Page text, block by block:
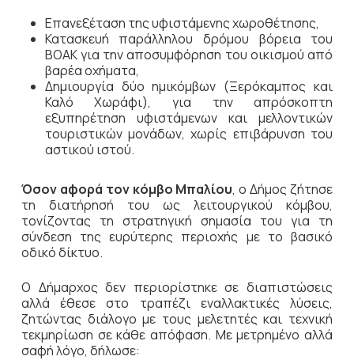
Επανεξέταση της υφιστάμενης χωροθέτησης,
Κατασκευή παράλληλου δρόμου βόρεια του
ΒΟΑΚ για την αποσυμφόρηση του οικισμού από
βαρέα οχήματα,
Δημιουργία δύο ημικόμβων (Ξερόκαμπος και
Καλό Χωράφι), για την απρόσκοπτη
εξυπηρέτηση υφιστάμενων και μελλοντικών
τουριστικών μονάδων, χωρίς επιβάρυνση του
αστικού ιστού.
Όσον αφορά τον κόμβο Μπαλίου, ο Δήμος ζήτησε
τη διατήρησή του ως λειτουργικού κόμβου,
τονίζοντας τη στρατηγική σημασία του για τη
σύνδεση της ευρύτερης περιοχής με το βασικό
οδικό δίκτυο.
Ο Δήμαρχος δεν περιορίστηκε σε διαπιστώσεις
αλλά έθεσε στο τραπέζι εναλλακτικές λύσεις,
ζητώντας διάλογο με τους μελετητές και τεχνική
τεκμηρίωση σε κάθε απόφαση. Με μετρημένο αλλά
σαφή λόγο, δήλωσε: